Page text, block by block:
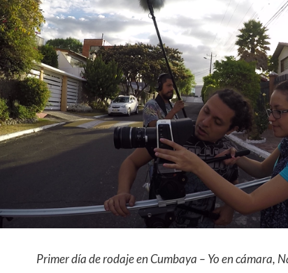
Primer día de rodaje en Cumbaya – Yo en cámara,